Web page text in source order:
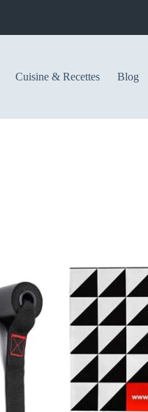
Cuisine & Recettes Blog